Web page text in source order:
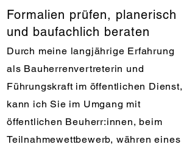
Formalien prüfen, planerisch
und baufachlich beraten
Durch meine langjährige Erfahrung
als Bauherrenvertreterin und
Führungskraft im öffentlichen Dienst,
kann ich Sie im Umgang mit
öffentlichen Beuherr:innen, beim
Teilnahmewettbewerb, währen eines